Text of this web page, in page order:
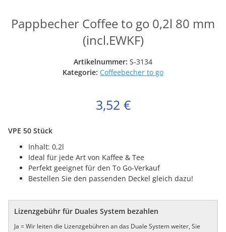
Pappbecher Coffee to go 0,2l 80 mm
(incl.EWKF)
Artikelnummer: S-3134
Kategorie: Coffeebecher to go
3,52 €
VPE 50 Stück
Inhalt: 0,2l
Ideal für jede Art von Kaffee & Tee
Perfekt geeignet für den To Go-Verkauf
Bestellen Sie den passenden Deckel gleich dazu!
Lizenzgebühr für Duales System bezahlen
Ja = Wir leiten die Lizenzgebühren an das Duale System weiter, Sie